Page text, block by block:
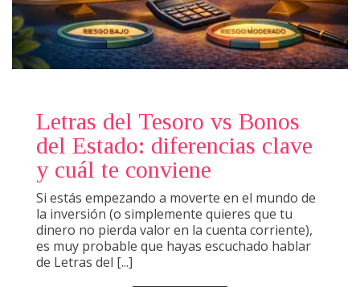
Letras del Tesoro vs Bonos
del Estado: diferencias clave
y cuál te conviene
Si estás empezando a moverte en el mundo de
la inversión (o simplemente quieres que tu
dinero no pierda valor en la cuenta corriente),
es muy probable que hayas escuchado hablar
de Letras del [...]